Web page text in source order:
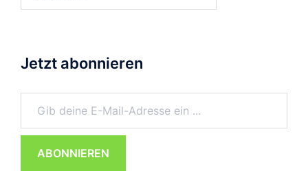
Jetzt abonnieren
Gib deine E-Mail-Adresse ein ...
ABONNIEREN